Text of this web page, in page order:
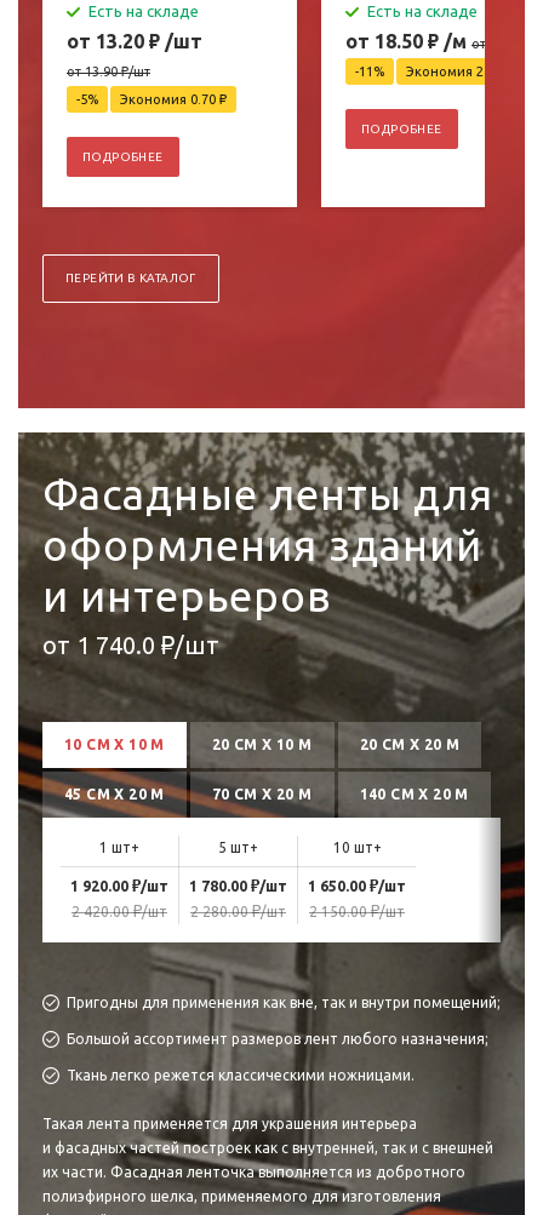
Есть на складе
от 13.20 ₽ /шт
от 13.90₽/шт
-5%
Экономия 0.70 ₽
ПОДРОБНЕЕ
Есть на складе
от 18.50 ₽ /м от 20.90
-11%
Экономия 2.40
ПОДРОБНЕЕ
ПЕРЕЙТИ В КАТАЛОГ
Фасадные ленты для
оформления зданий
и интерьеров
от 1 740.0 ₽/шт
10 СМ Х 10 М 20 СМ Х 10 М 20 СМ Х 20 М
45 СМ Х 20 М 70 СМ Х 20 М 140 СМ Х 20 М
1 шт+ 5 шт+ 10 шт+
1 920.00 ₽/шт
2 420.00₽/шт
1 780.00 ₽/шт
2 280.00₽/шт
1 650.00 ₽/шт
2 150.00₽/шт
Пригодны для применения как вне, так и внутри помещений;
Большой ассортимент размеров лент любого назначения;
Ткань легко режется классическими ножницами.
Такая лента применяется для украшения интерьера
и фасадных частей построек как с внутренней, так и с внешней
их части. Фасадная ленточка выполняется из добротного
полиэфирного шелка, применяемого для изготовления